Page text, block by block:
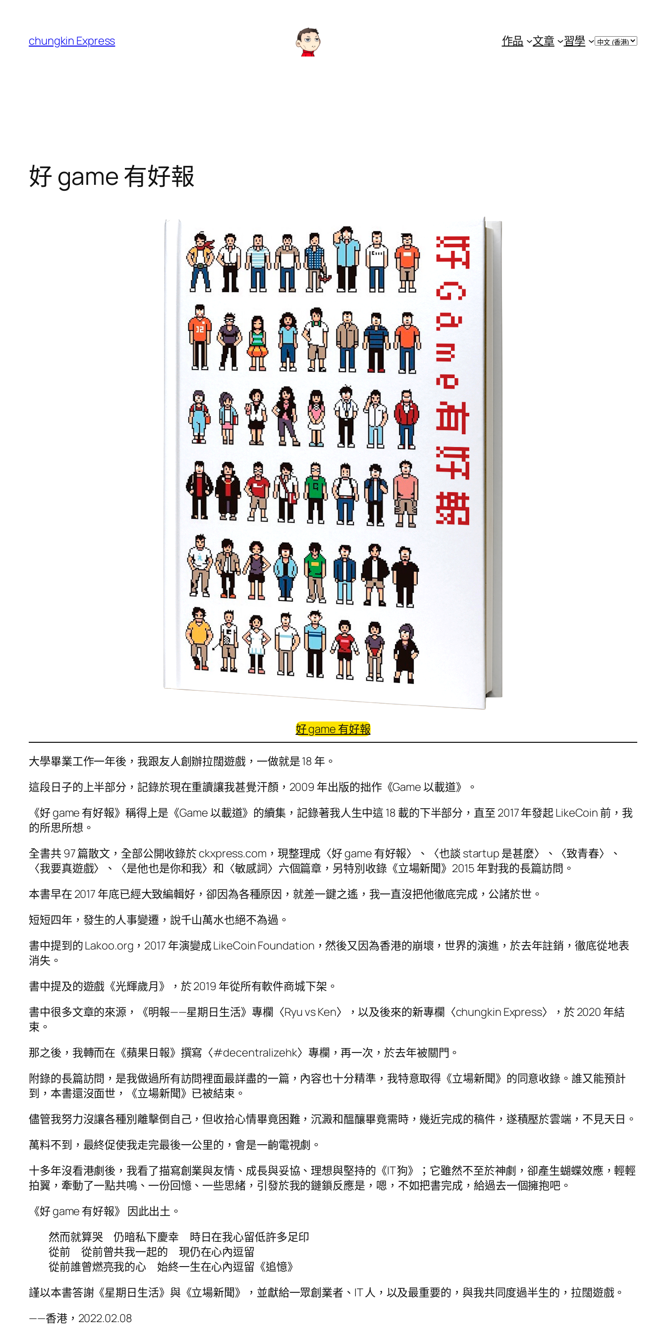
chungkin Express 作品 文章 習學
Choose
好 game 有好報
好 game 有好報
大學畢業工作一年後，我跟友人創辦拉闊遊戲，一做就是 18 年。
這段日子的上半部分，記錄於現在重讀讓我甚覺汗顏，2009 年出版的拙作《Game 以載道》。
《好 game 有好報》稱得上是《Game 以載道》的續集，記錄著我人生中這 18 載的下半部分，直至 2017 年發起 LikeCoin 前，我
的所思所想。
全書共 97 篇散文，全部公開收錄於 ckxpress.com，現整理成〈好 game 有好報〉、〈也談 startup 是甚麼〉、〈致青春〉、
〈我要真遊戲〉、〈是他也是你和我〉和〈敏感詞〉六個篇章，另特別收錄《立場新聞》2015 年對我的長篇訪問。
本書早在 2017 年底已經大致編輯好，卻因為各種原因，就差一鍵之遙，我一直沒把他徹底完成，公諸於世。
短短四年，發生的人事變遷，說千山萬水也絕不為過。
書中提到的 Lakoo.org，2017 年演變成 LikeCoin Foundation，然後又因為香港的崩壞，世界的演進，於去年註銷，徹底從地表
消失。
書中提及的遊戲《光輝歲月》，於 2019 年從所有軟件商城下架。
書中很多文章的來源，《明報——星期日生活》專欄〈Ryu vs Ken〉，以及後來的新專欄〈chungkin Express〉，於 2020 年結
束。
那之後，我轉而在《蘋果日報》撰寫〈#decentralizehk〉專欄，再一次，於去年被關門。
附錄的長篇訪問，是我做過所有訪問裡面最詳盡的一篇，內容也十分精準，我特意取得《立場新聞》的同意收錄。誰又能預計
到，本書還沒面世，《立場新聞》已被結束。
儘管我努力沒讓各種別離擊倒自己，但收拾心情畢竟困難，沉澱和醞釀畢竟需時，幾近完成的稿件，遂積壓於雲端，不見天日。
萬料不到，最終促使我走完最後一公里的，會是一齣電視劇。
十多年沒看港劇後，我看了描寫創業與友情、成長與妥協、理想與堅持的《IT 狗》；它雖然不至於神劇，卻產生蝴蝶效應，輕輕
拍翼，牽動了一點共鳴、一份回憶、一些思緒，引發於我的鏈鎖反應是，嗯，不如把書完成，給過去一個擁抱吧。
《好 game 有好報》 因此出土。
然而就算哭 仍暗私下慶幸 時日在我心留低許多足印
從前 從前曾共我一起的 現仍在心內逗留
從前誰曾燃亮我的心 始終一生在心內逗留《追憶》
謹以本書答謝《星期日生活》與《立場新聞》，並獻給一眾創業者、IT 人，以及最重要的，與我共同度過半生的，拉闊遊戲。
——香港，2022.02.08